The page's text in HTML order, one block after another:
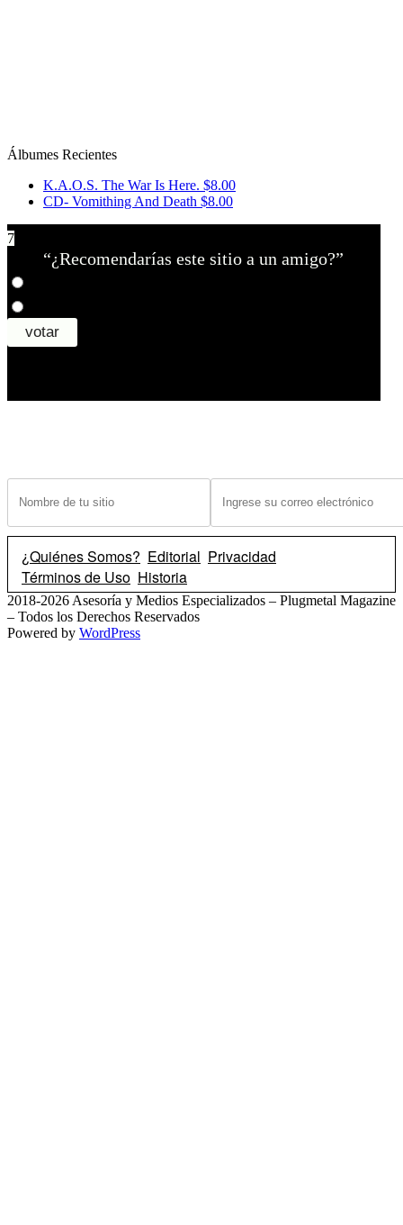
Álbumes Recientes
K.A.O.S. The War Is Here. $8.00
CD- Vomithing And Death $8.00
7
“¿Recomendarías este sitio a un amigo?”
¿Quiénes Somos? Editorial Privacidad
Términos de Uso Historia
2018-2026 Asesoría y Medios Especializados – Plugmetal Magazine
– Todos los Derechos Reservados
Powered by WordPress